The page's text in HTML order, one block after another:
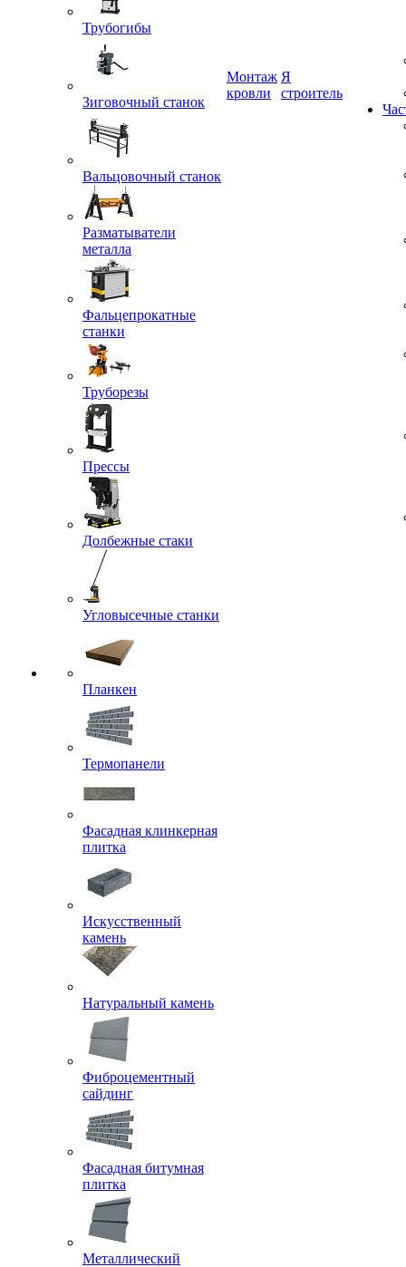
Трубогибы
Зиговочный станок
Вальцовочный станок
Разматыватели
металла
Фальцепрокатные
станки
Труборезы
Прессы
Долбежные стаки
Угловысечные станки
Планкен
Термопанели
Фасадная клинкерная
плитка
Искусственный
камень
Натуральный камень
Фиброцементный
сайдинг
Фасадная битумная
плитка
Металлический
Монтаж
кровли
Я
строитель